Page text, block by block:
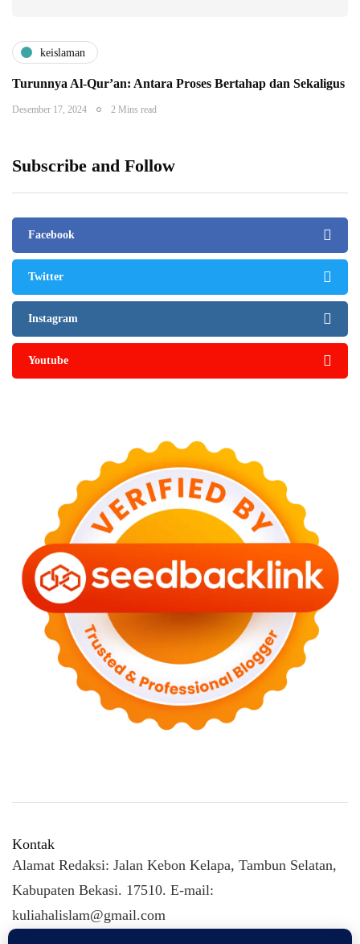
keislaman
Turunnya Al-Qur’an: Antara Proses Bertahap dan Sekaligus
Desember 17, 2024 2 Mins read
Subscribe and Follow
Facebook
Twitter
Instagram
Youtube
Kontak
Alamat Redaksi: Jalan Kebon Kelapa, Tambun Selatan,
Kabupaten Bekasi. 17510. E-mail:
kuliahalislam@gmail.com